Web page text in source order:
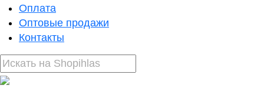
Оплата
Оптовые продажи
Контакты